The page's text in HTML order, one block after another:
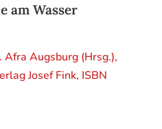
am Wasser